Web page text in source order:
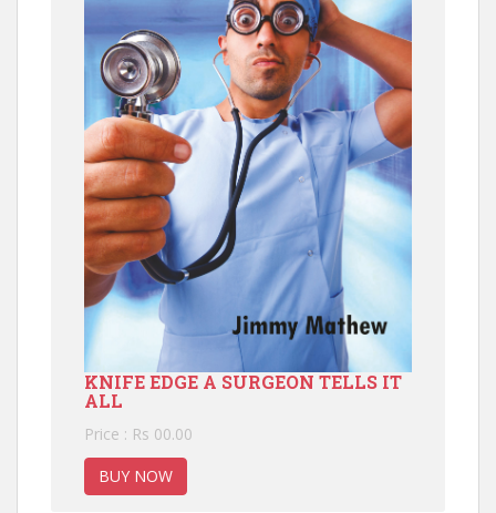
KNIFE EDGE A SURGEON TELLS IT
ALL
Price : Rs 00.00
BUY NOW